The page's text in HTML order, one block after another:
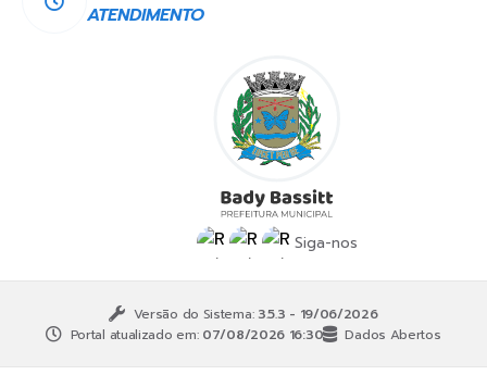
Siga-nos
ATENDIMENTO
Versão do Sistema: 3.5.3 - 19/06/2026
Portal atualizado em: 07/08/2026 16:30 Dados Abertos